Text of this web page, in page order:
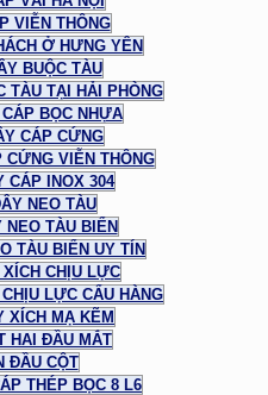
VIỄN THÔNG
Ở HƯNG YÊN
BUỘC TÀU
TÀU TẠI HẢI PHÒNG
BỌC NHỰA
CÁP CỨNG
CỨNG VIỄN THÔNG
CÁP INOX 304
NEO TÀU
NEO TÀU BIỂN
TÀU BIỂN UY TÍN
CHỊU LỰC
LỰC CẨU HÀNG
XÍCH MẠ KẼM
HAI ĐẦU MẮT
ĐẦU CỘT
THÉP BỌC 8 L6